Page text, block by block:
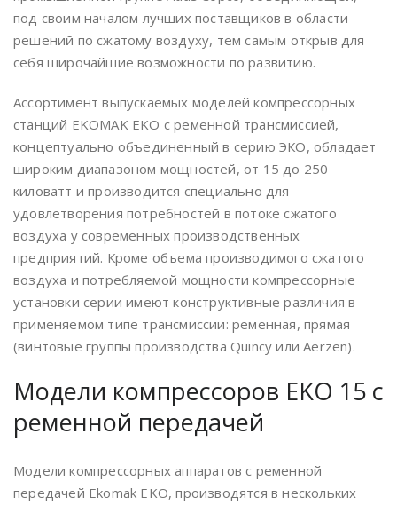
под своим началом лучших поставщиков в области
решений по сжатому воздуху, тем самым открыв для
себя широчайшие возможности по развитию.
Ассортимент выпускаемых моделей компрессорных
станций EKOMAK EKO с ременной трансмиссией,
концептуально объединенный в серию ЭКО, обладает
широким диапазоном мощностей, от 15 до 250
киловатт и производится специально для
удовлетворения потребностей в потоке сжатого
воздуха у современных производственных
предприятий. Кроме объема производимого сжатого
воздуха и потребляемой мощности компрессорные
установки серии имеют конструктивные различия в
применяемом типе трансмиссии: ременная, прямая
(винтовые группы производства Quincy или Аerzen).
Модели компрессоров EKO 15 с
ременной передачей
Модели компрессорных аппаратов с ременной
передачей Ekomak EKO, производятся в нескольких